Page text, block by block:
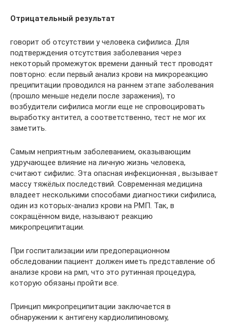
Отрицательный результат
говорит об отсутствии у человека сифилиса. Для
подтверждения отсутствия заболевания через
некоторый промежуток времени данный тест проводят
повторно: если первый анализ крови на микрореакцию
преципитации проводился на раннем этапе заболевания
(прошло меньше недели после заражения), то
возбудители сифилиса могли еще не спровоцировать
выработку антител, а соответственно, тест не мог их
заметить.
Самым неприятным заболеванием, оказывающим
удручающее влияние на личную жизнь человека,
считают сифилис. Эта опасная инфекционная , вызывает
массу тяжёлых последствий. Современная медицина
владеет несколькими способами диагностики сифилиса,
один из которых-анализ крови на РМП. Так, в
сокращённом виде, называют реакцию
микропреципитации.
При госпитализации или предоперационном
обследовании пациент должен иметь представление об
анализе крови на рмп, что это рутинная процедура,
которую обязаны пройти все.
Принцип микропреципитации заключается в
обнаружении к антигену кардиолипиновому,